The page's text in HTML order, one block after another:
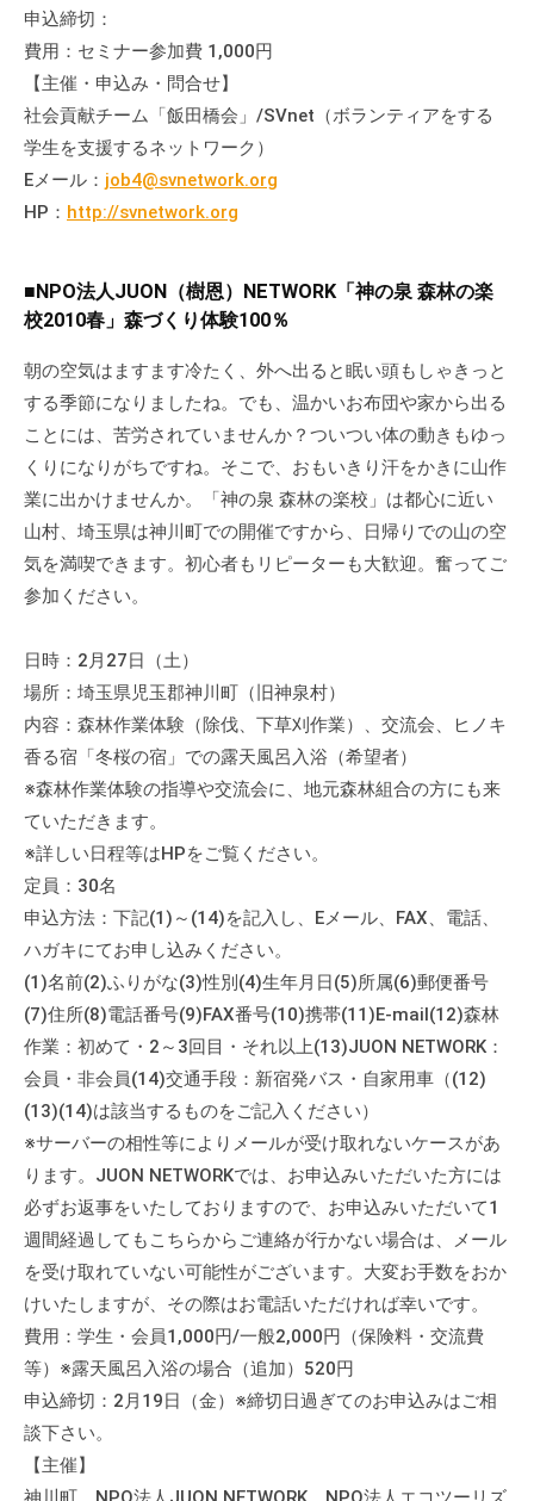
申込締切：
費用：セミナー参加費 1,000円
【主催・申込み・問合せ】
社会貢献チーム「飯田橋会」/SVnet（ボランティアをする
学生を支援するネットワーク）
Eメール： job4@svnetwork.org
HP： http://svnetwork.org
■NPO法人JUON（樹恩）NETWORK「神の泉 森林の楽
校2010春」森づくり体験100％
朝の空気はますます冷たく、外へ出ると眠い頭もしゃきっと
する季節になりましたね。でも、温かいお布団や家から出る
ことには、苦労されていませんか？ついつい体の動きもゆっ
くりになりがちですね。そこで、おもいきり汗をかきに山作
業に出かけませんか。「神の泉 森林の楽校」は都心に近い
山村、埼玉県は神川町での開催ですから、日帰りでの山の空
気を満喫できます。初心者もリピーターも大歓迎。奮ってご
参加ください。
日時：2月27日（土）
場所：埼玉県児玉郡神川町（旧神泉村）
内容：森林作業体験（除伐、下草刈作業）、交流会、ヒノキ
香る宿「冬桜の宿」での露天風呂入浴（希望者）
※森林作業体験の指導や交流会に、地元森林組合の方にも来
ていただきます。
※詳しい日程等はHPをご覧ください。
定員：30名
申込方法：下記(1)～(14)を記入し、Eメール、FAX、電話、
ハガキにてお申し込みください。
(1)名前(2)ふりがな(3)性別(4)生年月日(5)所属(6)郵便番号
(7)住所(8)電話番号(9)FAX番号(10)携帯(11)E-mail(12)森林
作業：初めて・2～3回目・それ以上(13)JUON NETWORK：
会員・非会員(14)交通手段：新宿発バス・自家用車（(12)
(13)(14)は該当するものをご記入ください）
※サーバーの相性等によりメールが受け取れないケースがあ
ります。JUON NETWORKでは、お申込みいただいた方には
必ずお返事をいたしておりますので、お申込みいただいて1
週間経過してもこちらからご連絡が行かない場合は、メール
を受け取れていない可能性がございます。大変お手数をおか
けいたしますが、その際はお電話いただければ幸いです。
費用：学生・会員1,000円/一般2,000円（保険料・交流費
等）※露天風呂入浴の場合（追加）520円
申込締切：2月19日（金）※締切日過ぎてのお申込みはご相
談下さい。
【主催】